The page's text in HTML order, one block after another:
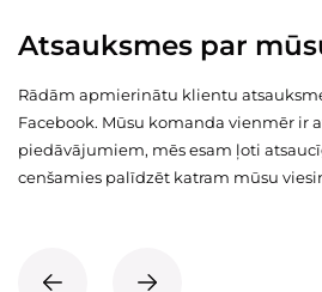
Atsauksmes par
Rādām apmierinātu klientu
Facebook. Mūsu komanda vienmēr ir
piedāvājumiem, mēs esam ļoti
cenšamies palīdzēt katram mūsu